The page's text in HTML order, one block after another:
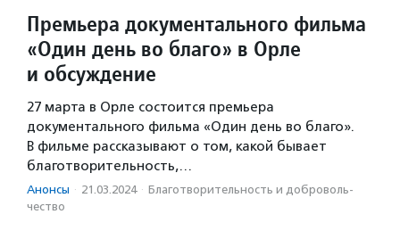
Премьера документального фильма
«Один день во благо» в Орле
и обсуждение
27 марта в Орле состоится премьера
документального фильма «Один день во благо».
В фильме рассказывают о том, какой бывает
благотворительность,…
Анонсы · 21.03.2024 · Благотвори­тель­ность и доброволь­
чест­во